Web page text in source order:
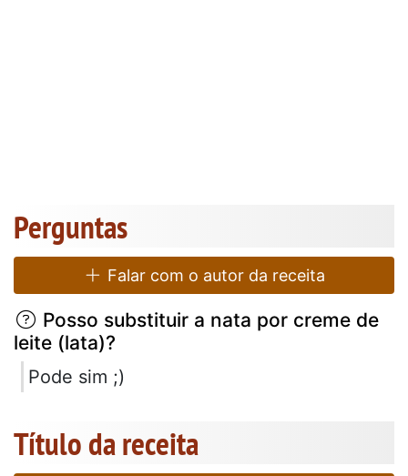
Perguntas
Falar com o autor da receita
Posso substituir a nata por creme de
leite (lata)?
Pode sim ;)
Título da receita